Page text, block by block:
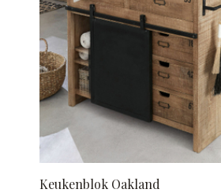
Keukenblok Oakland